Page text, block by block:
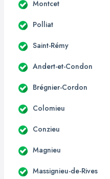
Montcet
Polliat
Saint-Rémy
Andert-et-Condon
Brégnier-Cordon
Colomieu
Conzieu
Magnieu
Massignieu-de-Rives